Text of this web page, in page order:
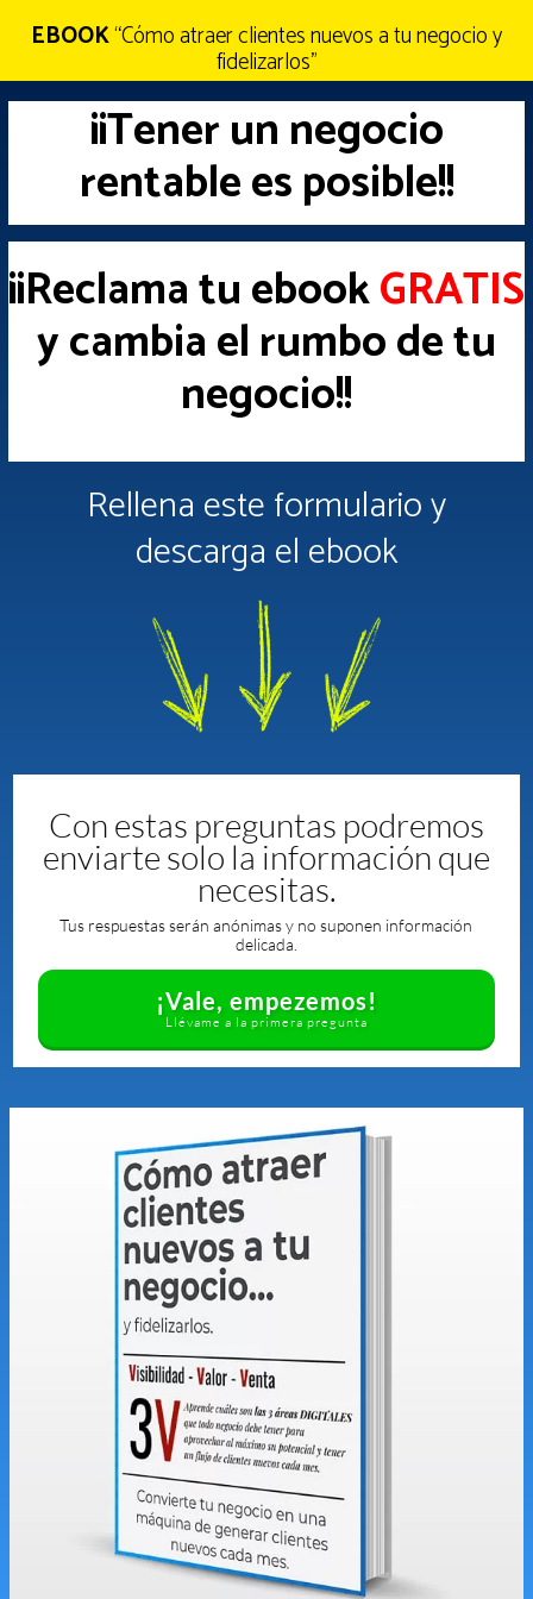
EBOOK“Cómo atraer clientes nuevos a tu negocio y
fidelizarlos”
¡¡Tener un negocio
rentable es posible!!
¡¡Reclama tu ebookGRATIS
y cambia el rumbo de tu
negocio!!
Rellena este formulario y
descarga el ebook
Con estas preguntas podremos
enviarte solo la información que
necesitas.
Tus respuestas serán anónimas y no suponen información
delicada.
¡Vale, empezemos!
Llévame a la primera pregunta